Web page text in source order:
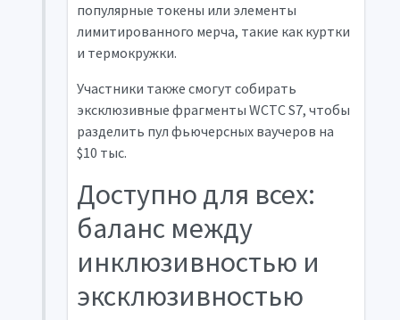
популярные токены или элементы
лимитированного мерча, такие как куртки
и термокружки.
Участники также смогут собирать
эксклюзивные фрагменты WCTC S7, чтобы
разделить пул фьючерсных ваучеров на
$10 тыс.
Доступно для всех:
баланс между
инклюзивностью и
эксклюзивностью